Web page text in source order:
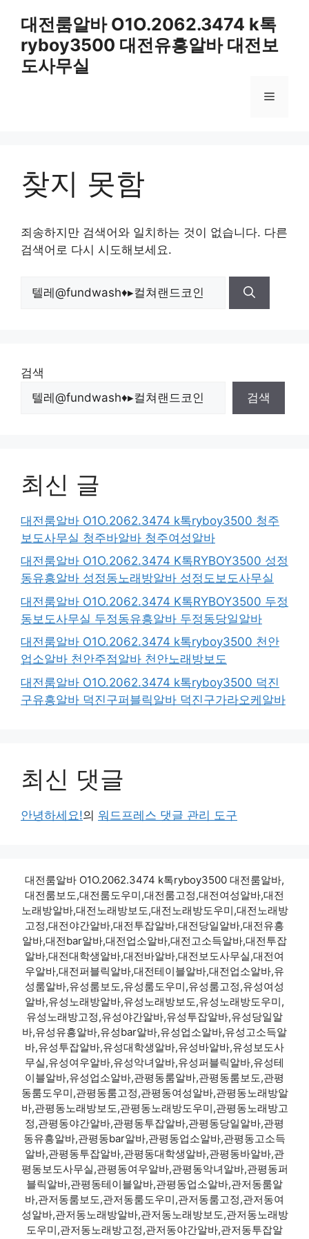
대전룸알바 O1O.2062.3474 k톡
ryboy3500 대전유흥알바 대전보
도사무실
메
찾지 못함
죄송하지만 검색어와 일치하는 것이 없습니다. 다른
검색어로 다시 시도해보세요.
색:
검색
검색
최신 글
대전룸알바 O1O.2062.3474 k톡ryboy3500 청주
보도사무실 청주바알바 청주여성알바
대전룸알바 O1O.2062.3474 K톡RYBOY3500 성정
동유흥알바 성정동노래방알바 성정도보도사무실
대전룸알바 O1O.2062.3474 K톡RYBOY3500 두정
동보도사무실 두정동유흥알바 두정동당일알바
대전룸알바 O1O.2062.3474 k톡ryboy3500 천안
업소알바 천안주점알바 천안노래방보도
대전룸알바 O1O.2062.3474 k톡ryboy3500 덕진
구유흥알바 덕진구퍼블릭알바 덕진구가라오케알바
최신 댓글
안녕하세요!의 워드프레스 댓글 관리 도구
대전룸알바 O1O.2062.3474 k톡ryboy3500 대전룸알바,
대전룸보도,대전룸도우미,대전룸고정,대전여성알바,대전
노래방알바,대전노래방보도,대전노래방도우미,대전노래방
고정,대전야간알바,대전투잡알바,대전당일알바,대전유흥
알바,대전bar알바,대전업소알바,대전고소득알바,대전투잡
알바,대전대학생알바,대전바알바,대전보도사무실,대전여
우알바,대전퍼블릭알바,대전테이블알바,대전업소알바,유
성룸알바,유성룸보도,유성룸도우미,유성룸고정,유성여성
알바,유성노래방알바,유성노래방보도,유성노래방도우미,
유성노래방고정,유성야간알바,유성투잡알바,유성당일알
바,유성유흥알바,유성bar알바,유성업소알바,유성고소득알
바,유성투잡알바,유성대학생알바,유성바알바,유성보도사
무실,유성여우알바,유성악녀알바,유성퍼블릭알바,유성테
이블알바,유성업소알바,관평동룸알바,관평동룸보도,관평
동룸도우미,관평동룸고정,관평동여성알바,관평동노래방알
바,관평동노래방보도,관평동노래방도우미,관평동노래방고
정,관평동야간알바,관평동투잡알바,관평동당일알바,관평
동유흥알바,관평동bar알바,관평동업소알바,관평동고소득
알바,관평동투잡알바,관평동대학생알바,관평동바알바,관
평동보도사무실,관평동여우알바,관평동악녀알바,관평동퍼
블릭알바,관평동테이블알바,관평동업소알바,관저동룸알
바,관저동룸보도,관저동룸도우미,관저동룸고정,관저동여
성알바,관저동노래방알바,관저동노래방보도,관저동노래방
도우미,관저동노래방고정,관저동야간알바,관저동투잡알